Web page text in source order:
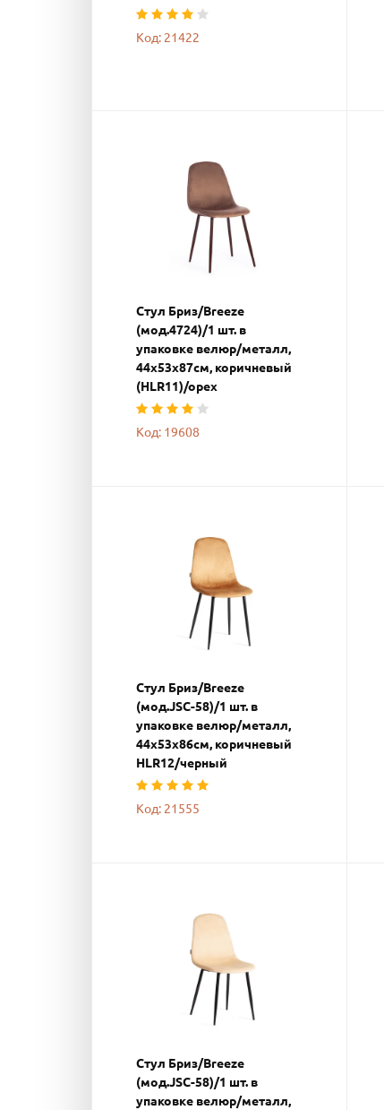
Код: 21422
Стул Бриз/Breeze
(мод.4724)/1 шт. в
упаковке велюр/металл,
44х53х87см, коричневый
(HLR11)/орех
Код: 19608
Стул Бриз/Breeze
(мод.JSC-58)/1 шт. в
упаковке велюр/металл,
44х53х86см, коричневый
HLR12/черный
Код: 21555
Стул Бриз/Breeze
(мод.JSC-58)/1 шт. в
упаковке велюр/металл,